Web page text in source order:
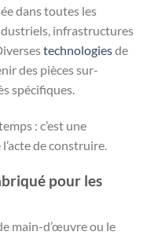
dans toutes les
infrastructures
technologiesde
des pièces sur-
spécifiques.
: c’est une
de construire.
pour les
main-d’œuvre ou le